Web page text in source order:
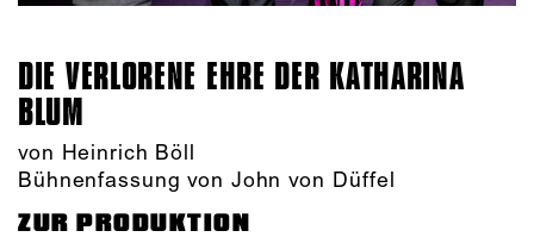
DIE VERLORENE EHRE DER KATHARINA
BLUM
von Heinrich Böll
Bühnenfassung von John von Düffel
ZUR PRODUKTION